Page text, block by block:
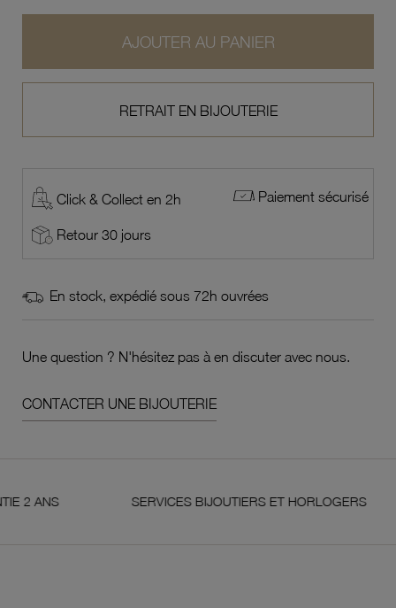
AJOUTER AU PANIER
RETRAIT EN BIJOUTERIE
Click & Collect en 2h Paiement sécurisé
Retour 30 jours
En stock, expédié sous 72h ouvrées
Une question ? N'hésitez pas à en discuter avec nous.
CONTACTER UNE BIJOUTERIE
SERVICES BIJOUTIERS ET HORLOGERS